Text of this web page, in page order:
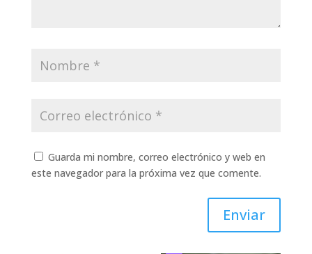
Guarda mi nombre, correo electrónico y web en
este navegador para la próxima vez que comente.
Enviar